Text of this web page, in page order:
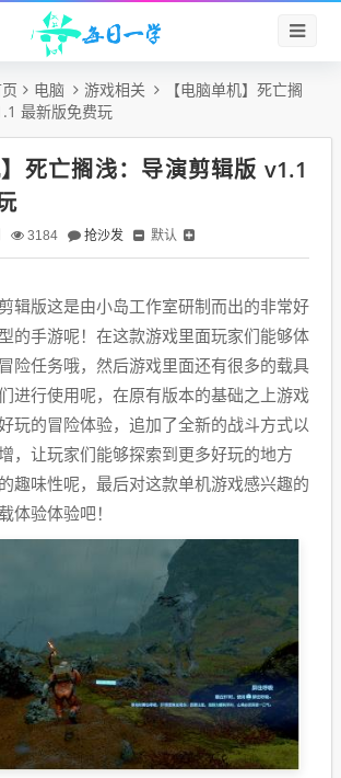
电脑 游戏相关
【电脑单机】死亡搁
最新版免费玩
】死亡搁浅：导演剪辑版 v1.1
3184 抢沙发 默认
辑版这是由小岛工作室研制而出的非常好
的手游呢！在这款游戏里面玩家们能够体
险任务哦，然后游戏里面还有很多的载具
进行使用呢，在原有版本的基础之上游戏
玩的冒险体验，追加了全新的战斗方式以
，让玩家们能够探索到更多好玩的地方
趣味性呢，最后对这款单机游戏感兴趣的
体验体验吧！